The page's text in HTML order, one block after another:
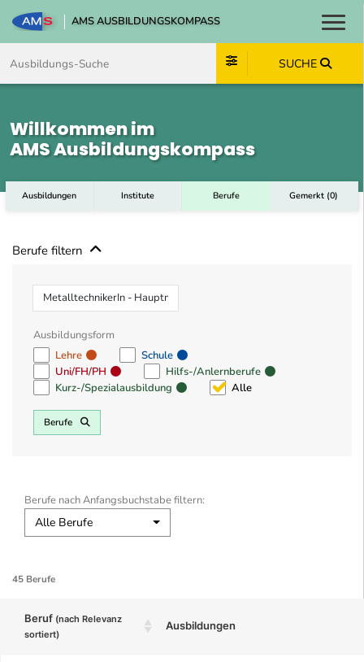
AMS AUSBILDUNGSKOMPASS
SUCHE
Willkommen im
AMS Ausbildungskompass
Ausbildungen Institute Berufe Gemerkt (0)
Berufe filtern
Beruf
Ausbildungsform
Lehre
Schule
Uni/FH/PH
Hilfs-/Anlernberufe
Kurz-/Spezialausbildung
Alle
Berufe
Berufe nach Anfangsbuchstabe filtern:
Alle Berufe
45 Berufe
Beruf (nach Relevanz
sortiert)
Ausbildungen